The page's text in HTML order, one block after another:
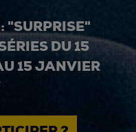
"SURPRISE"
DU 15
15 JANVIER